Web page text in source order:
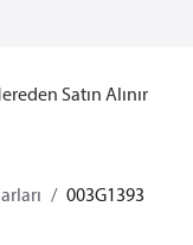
Satın Alınır
003G1393